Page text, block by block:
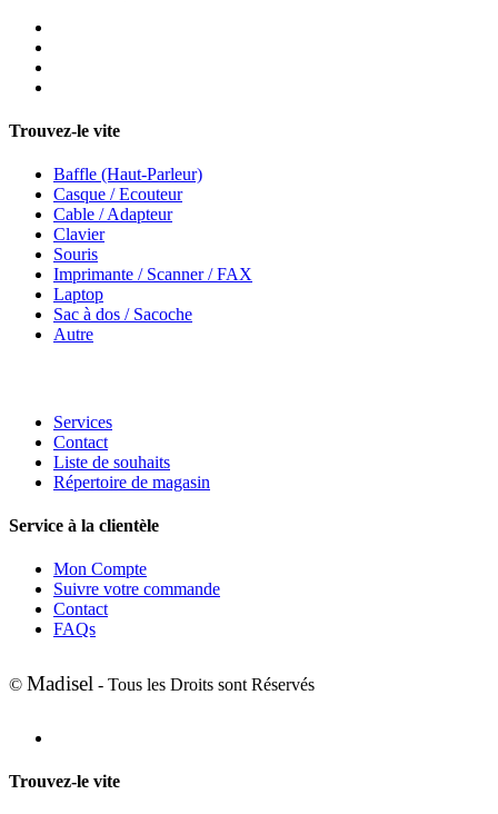
Trouvez-le vite
Baffle (Haut-Parleur)
Casque / Ecouteur
Cable / Adapteur
Clavier
Souris
Imprimante / Scanner / FAX
Laptop
Sac à dos / Sacoche
Autre
Services
Contact
Liste de souhaits
Répertoire de magasin
Service à la clientèle
Mon Compte
Suivre votre commande
Contact
FAQs
© Madisel - Tous les Droits sont Réservés
Trouvez-le vite